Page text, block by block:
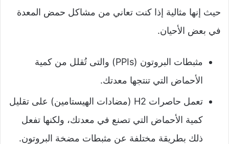
حيث إنها مثالية إذا كنت تعاني من مشاكل حمض المعدة
في بعض الأحيان.
مثبطات البروتون (PPIs) والتى تُقلل من كمية
الأحماض التي تنتجها معدتك.
تعمل حاصرات H2 (مضادات الهيستامين) على تقليل
كمية الأحماض التي تصنع في معدتك، ولكنها تفعل
ذلك بطريقة مختلفة عن مثبطات مضخة البروتون.